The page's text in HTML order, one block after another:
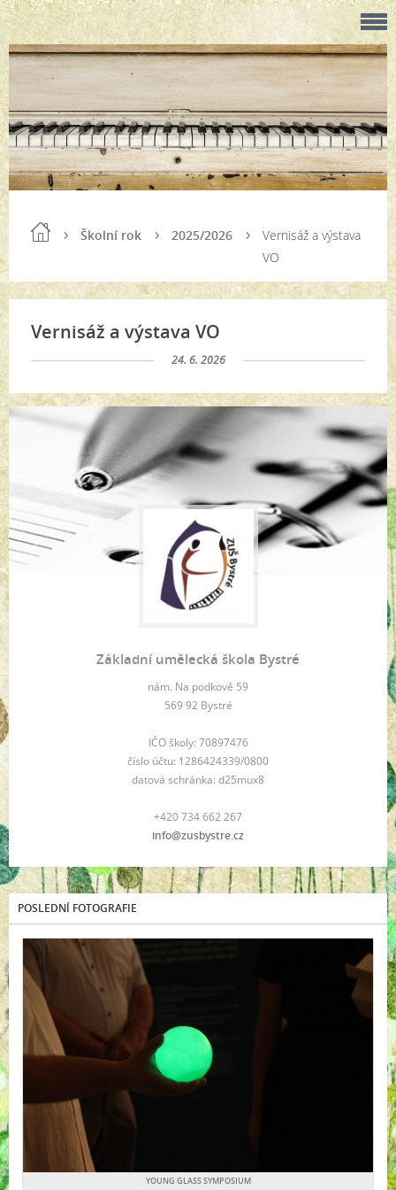
Školní rok 2025/2026
Vernisáž a výstava
VO
Vernisáž a výstava VO
24. 6. 2026
Základní umělecká škola Bystré
nám. Na podkově 59
569 92 Bystré
IČO školy: 70897476
číslo účtu: 1286424339/0800
datová schránka: d25mux8
+420 734 662 267
info@zusbystre.cz
POSLEDNÍ FOTOGRAFIE
YOUNG GLASS SYMPOSIUM